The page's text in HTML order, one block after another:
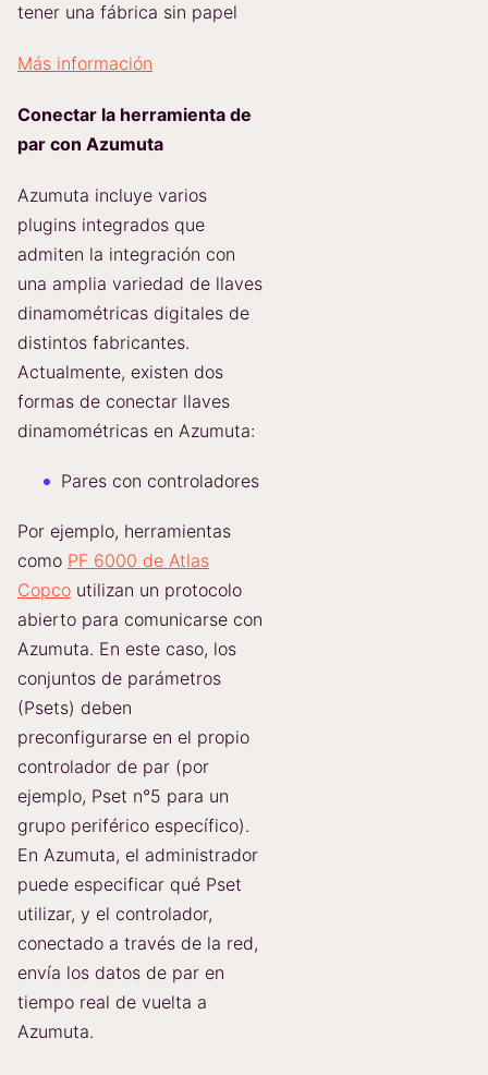
tener una fábrica sin papel
Más información
Conectar la herramienta de
par con Azumuta
Azumuta incluye varios
plugins integrados que
admiten la integración con
una amplia variedad de llaves
dinamométricas digitales de
distintos fabricantes.
Actualmente, existen dos
formas de conectar llaves
dinamométricas en Azumuta:
Pares con controladores
Por ejemplo, herramientas
como PF 6000 de Atlas
Copco utilizan un protocolo
abierto para comunicarse con
Azumuta. En este caso, los
conjuntos de parámetros
(Psets) deben
preconfigurarse en el propio
controlador de par (por
ejemplo, Pset n°5 para un
grupo periférico específico).
En Azumuta, el administrador
puede especificar qué Pset
utilizar, y el controlador,
conectado a través de la red,
envía los datos de par en
tiempo real de vuelta a
Azumuta.